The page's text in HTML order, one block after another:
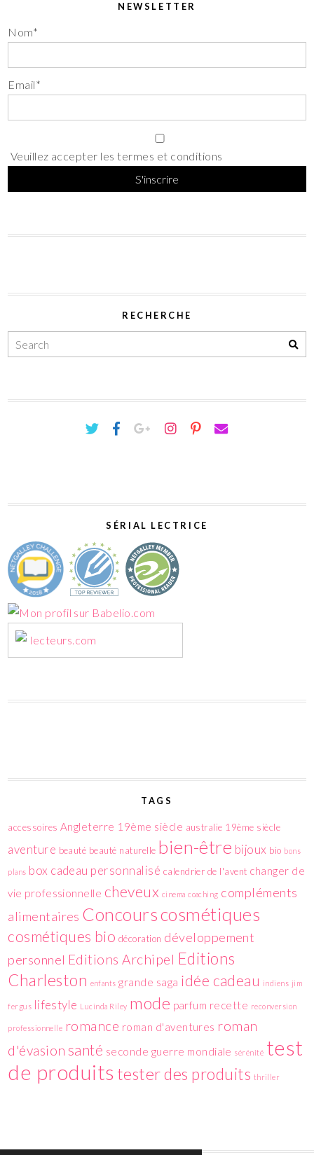
NEWSLETTER
Nom*
Email*
Veuillez accepter les termes et conditions
RECHERCHE
SÉRIAL LECTRICE
lecteurs.com
TAGS
accessoires Angleterre 19ème siècle australie 19ème siècle
aventure beauté beauté naturelle bien-être bijoux bio bons
plans box cadeau personnalisé calendrier de l'avent changer de
vie professionnelle cheveux cinema coaching compléments
alimentaires Concourscosmétiques
cosmétiques bio décoration développement
personnel Editions Archipel Editions
Charleston enfants grande saga idée cadeau indiens jim
fergus lifestyle Lucinda Riley mode parfum recette reconversion
professionnelle romance roman d'aventures roman
d'évasion santé seconde guerre mondiale sérénité test
de produits tester des produits thriller